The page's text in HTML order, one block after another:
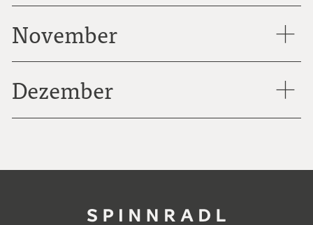
November
Dezember